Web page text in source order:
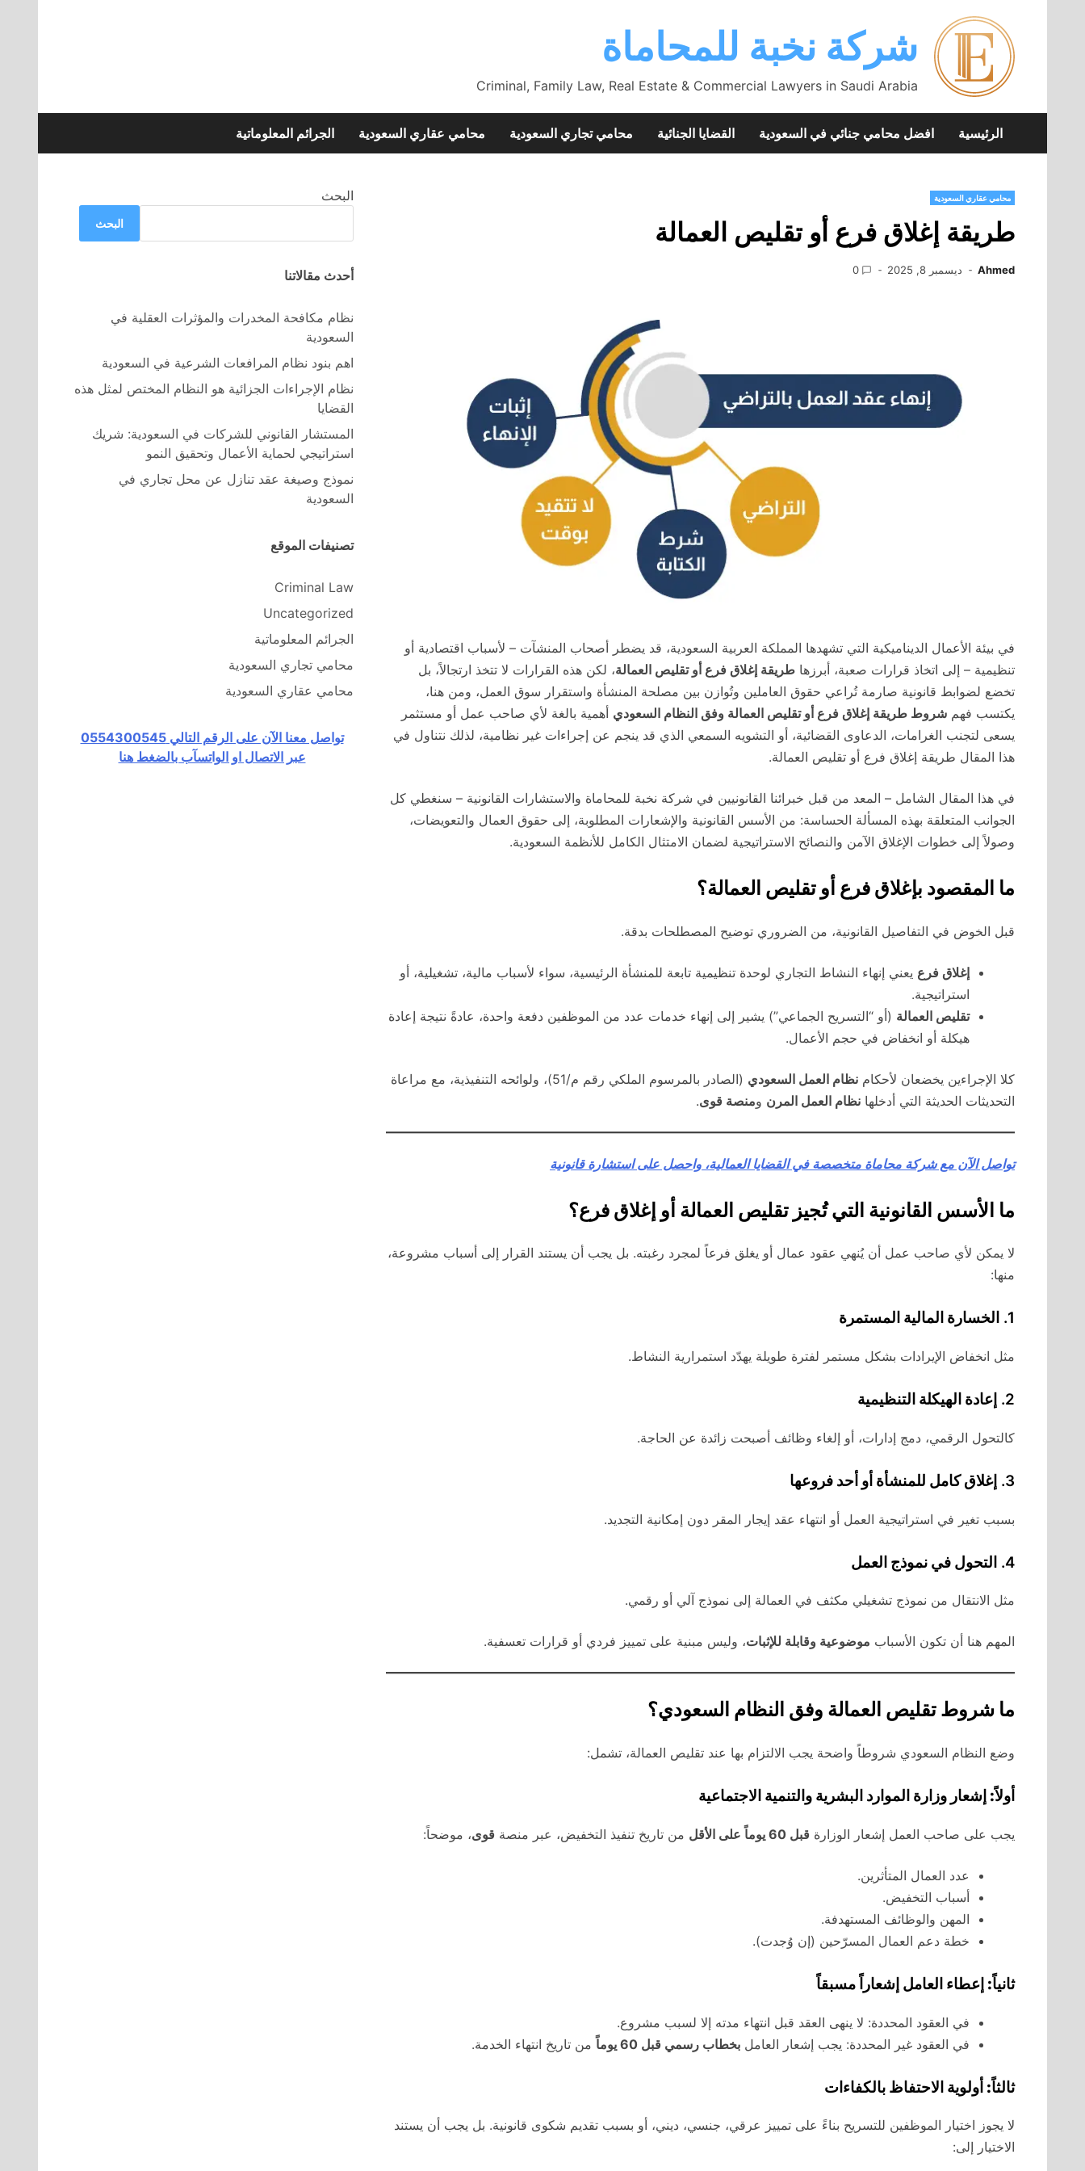
content
شركة نخبة للمحاماة
Criminal, Family Law, Real Estate & Commercial Lawyers in Saudi Arabia
الرئيسية افضل محامي جنائي في السعودية القضايا الجنائية محامي تجاري السعودية محامي عقاري السعودية الجرائم المعلوماتية
محامي عقاري السعودية
طريقة إغلاق فرع أو تقليص العمالة
Ahmed ديسمبر 8, 2025 0
في بيئة الأعمال الديناميكية التي تشهدها المملكة العربية السعودية، قد يضطر أصحاب المنشآت – لأسباب اقتصادية أو
تنظيمية – إلى اتخاذ قرارات صعبة، أبرزها طريقة إغلاق فرع أو تقليص العمالة، لكن هذه القرارات لا تتخذ ارتجالاً، بل
تخضع لضوابط قانونية صارمة تُراعي حقوق العاملين وتُوازن بين مصلحة المنشأة واستقرار سوق العمل، ومن هنا،
يكتسب فهم شروط طريقة إغلاق فرع أو تقليص العمالة وفق النظام السعودي أهمية بالغة لأي صاحب عمل أو مستثمر
يسعى لتجنب الغرامات، الدعاوى القضائية، أو التشويه السمعي الذي قد ينجم عن إجراءات غير نظامية، لذلك نتناول في
هذا المقال طريقة إغلاق فرع أو تقليص العمالة.
في هذا المقال الشامل – المعد من قبل خبرائنا القانونيين في شركة نخبة للمحاماة والاستشارات القانونية – سنغطي كل
الجوانب المتعلقة بهذه المسألة الحساسة: من الأسس القانونية والإشعارات المطلوبة، إلى حقوق العمال والتعويضات،
وصولاً إلى خطوات الإغلاق الآمن والنصائح الاستراتيجية لضمان الامتثال الكامل للأنظمة السعودية.
ما المقصود بإغلاق فرع أو تقليص العمالة؟
قبل الخوض في التفاصيل القانونية، من الضروري توضيح المصطلحات بدقة.
إغلاق فرع يعني إنهاء النشاط التجاري لوحدة تنظيمية تابعة للمنشأة الرئيسية، سواء لأسباب مالية، تشغيلية، أو
استراتيجية.
تقليص العمالة (أو “التسريح الجماعي”) يشير إلى إنهاء خدمات عدد من الموظفين دفعة واحدة، عادةً نتيجة إعادة
هيكلة أو انخفاض في حجم الأعمال.
كلا الإجراءين يخضعان لأحكام نظام العمل السعودي
(الصادر بالمرسوم الملكي رقم م/51)، ولوائحه التنفيذية، مع مراعاة
التحديثات الحديثة التي أدخلها نظام العمل المرن ومنصة قوى.
تواصل الآن مع شركة محاماة متخصصة في القضايا العمالية، واحصل على استشارة قانونية
ما الأسس القانونية التي تُجيز تقليص العمالة أو إغلاق فرع؟
لا يمكن لأي صاحب عمل أن يُنهي عقود عمال أو يغلق فرعاً لمجرد رغبته. بل يجب أن يستند القرار إلى أسباب مشروعة،
منها:
1. الخسارة المالية المستمرة
مثل انخفاض الإيرادات بشكل مستمر لفترة طويلة يهدّد استمرارية النشاط.
2. إعادة الهيكلة التنظيمية
كالتحول الرقمي، دمج إدارات، أو إلغاء وظائف أصبحت زائدة عن الحاجة.
3. إغلاق كامل للمنشأة أو أحد فروعها
بسبب تغير في استراتيجية العمل أو انتهاء عقد إيجار المقر دون إمكانية التجديد.
4. التحول في نموذج العمل
مثل الانتقال من نموذج تشغيلي مكثف في العمالة إلى نموذج آلي أو رقمي.
المهم هنا أن تكون الأسباب موضوعية وقابلة للإثبات، وليس مبنية على تمييز فردي أو قرارات تعسفية.
ما شروط تقليص العمالة وفق النظام السعودي؟
وضع النظام السعودي شروطاً واضحة يجب الالتزام بها عند تقليص العمالة، تشمل:
أولاً: إشعار وزارة الموارد البشرية والتنمية الاجتماعية
يجب على صاحب العمل إشعار الوزارة قبل 60 يوماً على الأقل من تاريخ تنفيذ التخفيض، عبر منصة قوى، موضحاً:
عدد العمال المتأثرين.
أسباب التخفيض.
المهن والوظائف المستهدفة.
خطة دعم العمال المسرّحين (إن وُجدت).
ثانياً: إعطاء العامل إشعاراً مسبقاً
في العقود المحددة: لا ينهى العقد قبل انتهاء مدته إلا لسبب مشروع.
في العقود غير المحددة: يجب إشعار العامل بخطاب رسمي قبل 60 يوماً من تاريخ انتهاء الخدمة.
ثالثاً: أولوية الاحتفاظ بالكفاءات
لا يجوز اختيار الموظفين للتسريح بناءً على تمييز عرقي، جنسي، ديني، أو بسبب تقديم شكوى قانونية. بل يجب أن يستند
الاختيار إلى:
البحث
البحث
أحدث مقالاتنا
نظام مكافحة المخدرات والمؤثرات العقلية في
السعودية
اهم بنود نظام المرافعات الشرعية في السعودية
نظام الإجراءات الجزائية هو النظام المختص لمثل هذه
القضايا
المستشار القانوني للشركات في السعودية: شريك
استراتيجي لحماية الأعمال وتحقيق النمو
نموذج وصيغة عقد تنازل عن محل تجاري في
السعودية
تصنيفات الموقع
Criminal Law
Uncategorized
الجرائم المعلوماتية
محامي تجاري السعودية
محامي عقاري السعودية
تواصل معنا الآن على الرقم التالي 0554300545
عبر الاتصال او الواتسآب بالضغط هنا